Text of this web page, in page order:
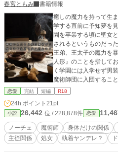
春宮ともみ
書籍情報
癒しの魔力を持って生
学する直前に予知夢を
園を卒業する頃に聖女
されるというものだっ
王弟、王太子の魔力を
人形』のことを指して
く学園には入学せず男
魔術師団に入団するこ
めるも、またしても同
ミリアは、自分が乙女
かもしれないと考え、
ベルトを誘惑することにしたけ
術師（ただしドS腹黒）
クな愛人契約ラブロマンス ＊＊＊ ムーンライトノ
恋愛 完結 短編 R18
24h.ポイント 21pt
小説 26,442 位 / 228,878件 恋愛
ノーチェ 魔術師 身体だけの関係
主従関係
処女 執着ヤンデレ？